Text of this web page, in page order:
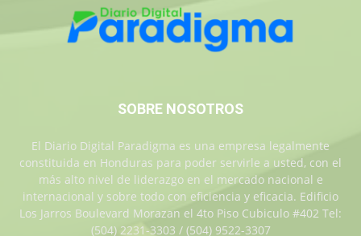
SOBRE NOSOTROS
El Diario Digital Paradigma es una empresa legalmente
constituida en Honduras para poder servirle a usted, con el
más alto nivel de liderazgo en el mercado nacional e
internacional y sobre todo con eficiencia y eficacia. Edificio
Los Jarros Boulevard Morazan el 4to Piso Cubiculo #402 Tel:
(504) 2231-3303 / (504) 9522-3307